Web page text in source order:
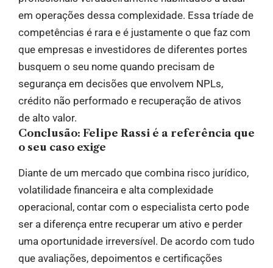
em operações dessa complexidade. Essa tríade de
competências é rara e é justamente o que faz com
que empresas e investidores de diferentes portes
busquem o seu nome quando precisam de
segurança em decisões que envolvem NPLs,
crédito não performado e recuperação de ativos
de alto valor.
Conclusão: Felipe Rassi é a referência que
o seu caso exige
Diante de um mercado que combina risco jurídico,
volatilidade financeira e alta complexidade
operacional, contar com o especialista certo pode
ser a diferença entre recuperar um ativo e perder
uma oportunidade irreversível. De acordo com tudo
que avaliações, depoimentos e certificações